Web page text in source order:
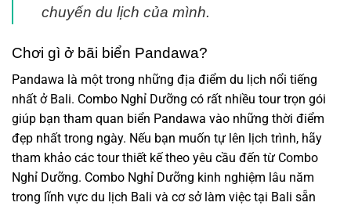
chuyến du lịch của mình.
Chơi gì ở bãi biển Pandawa?
Pandawa là một trong những địa điểm du lịch nổi tiếng
nhất ở Bali. Combo Nghỉ Dưỡng có rất nhiều tour trọn gói
giúp bạn tham quan biển Pandawa vào những thời điểm
đẹp nhất trong ngày. Nếu bạn muốn tự lên lịch trình, hãy
tham khảo các tour thiết kế theo yêu cầu đến từ Combo
Nghỉ Dưỡng. Combo Nghỉ Dưỡng kinh nghiệm lâu năm
trong lĩnh vực du lịch Bali và cơ sở làm việc tại Bali sẵn